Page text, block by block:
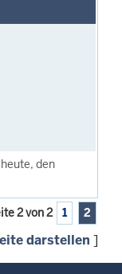
den
2 von 2 1 2
darstellen ]